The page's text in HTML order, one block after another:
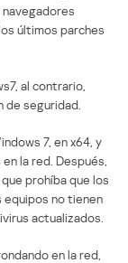
últimos parches
al contrario,
de seguridad.
7, en x64, y
la red. Después,
prohíba que los
equipos no tienen
actualizados.
en la red,